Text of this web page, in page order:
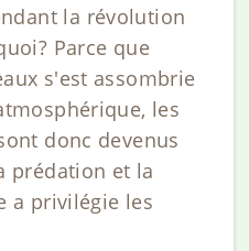
la révolution
Parce que
s'est assombrie
les
donc devenus
prédation et la
a privilégie les